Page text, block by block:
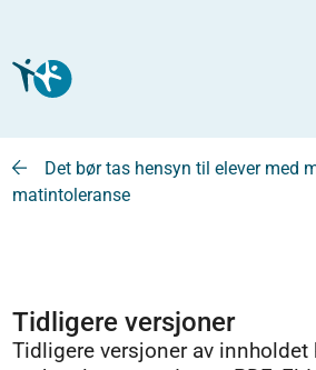
Det bør tas hensyn til elever med
matintoleranse
Tidligere versjoner
Tidligere versjoner av innholdet